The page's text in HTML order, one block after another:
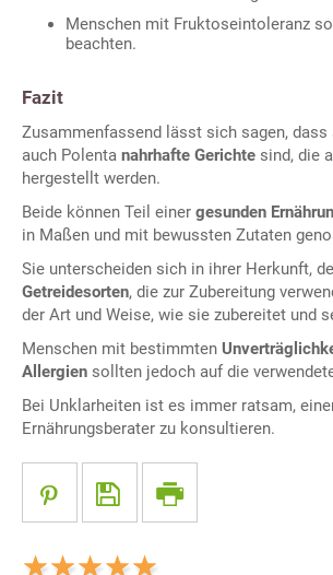
Menschen mit Fruktoseintoleranz
beachten.
Fazit
Zusammenfassend lässt sich sagen,
auch Polenta nahrhafte Gerichte sind, die
hergestellt werden.
Beide können Teil einer gesunden
in Maßen und mit bewussten Zutaten
Sie unterscheiden sich in ihrer Herkunft,
Getreidesorten, die zur Zubereitung
der Art und Weise, wie sie zubereitet und
Menschen mit bestimmten
Allergien sollten jedoch auf die
Bei Unklarheiten ist es immer ratsam,
Ernährungsberater zu konsultieren.